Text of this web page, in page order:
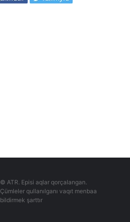
© ATR. Episi aqlar qorçalangan.
Çümleler qullanılganı vaqıt menbaa
bildirmek şarttır